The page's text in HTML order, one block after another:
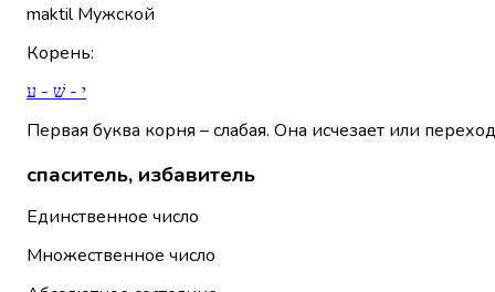
maktil Мужской
Корень:
י - שׁ - ע
Первая буква корня – слабая. Она исчезает или
спаситель, избавитель
Единственное число
Множественное число